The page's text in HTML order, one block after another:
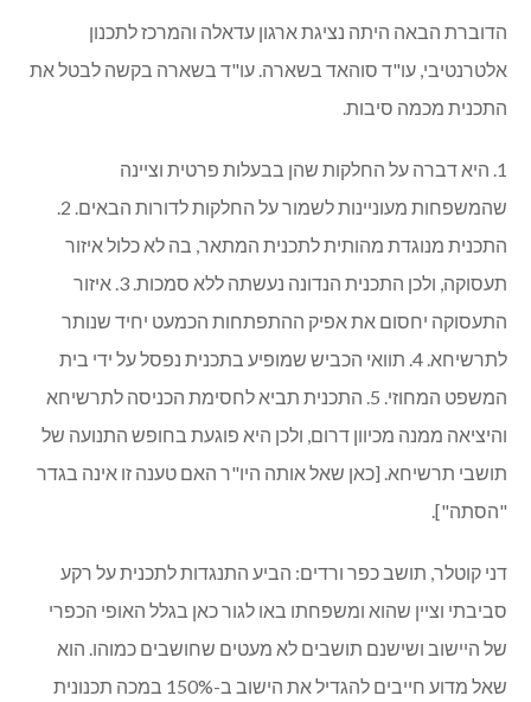
הדוברת הבאה היתה נציגת ארגון עדאלה והמרכז לתכנון
אלטרנטיבי, עו"ד סוהאד בשארה. עו"ד בשארה בקשה לבטל את
התכנית מכמה סיבות.
1. היא דברה על החלקות שהן בבעלות פרטית וציינה
שהמשפחות מעוניינות לשמור על החלקות לדורות הבאים. 2.
התכנית מנוגדת מהותית לתכנית המתאר, בה לא כלול איזור
תעסוקה, ולכן התכנית הנדונה נעשתה ללא סמכות. 3. איזור
התעסוקה יחסום את אפיק ההתפתחות הכמעט יחיד שנותר
לתרשיחא. 4. תוואי הכביש שמופיע בתכנית נפסל על ידי בית
המשפט המחוזי. 5. התכנית תביא לחסימת הכניסה לתרשיחא
והיציאה ממנה מכיוון דרום, ולכן היא פוגעת בחופש התנועה של
תושבי תרשיחא. [כאן שאל אותה היו"ר האם טענה זו אינה בגדר
"הסתה"].
דני קוטלר, תושב כפר ורדים: הביע התנגדות לתכנית על רקע
סביבתי וציין שהוא ומשפחתו באו לגור כאן בגלל האופי הכפרי
של היישוב ושישנם תושבים לא מעטים שחושבים כמוהו. הוא
שאל מדוע חייבים להגדיל את הישוב ב-150% במכה תכנונית